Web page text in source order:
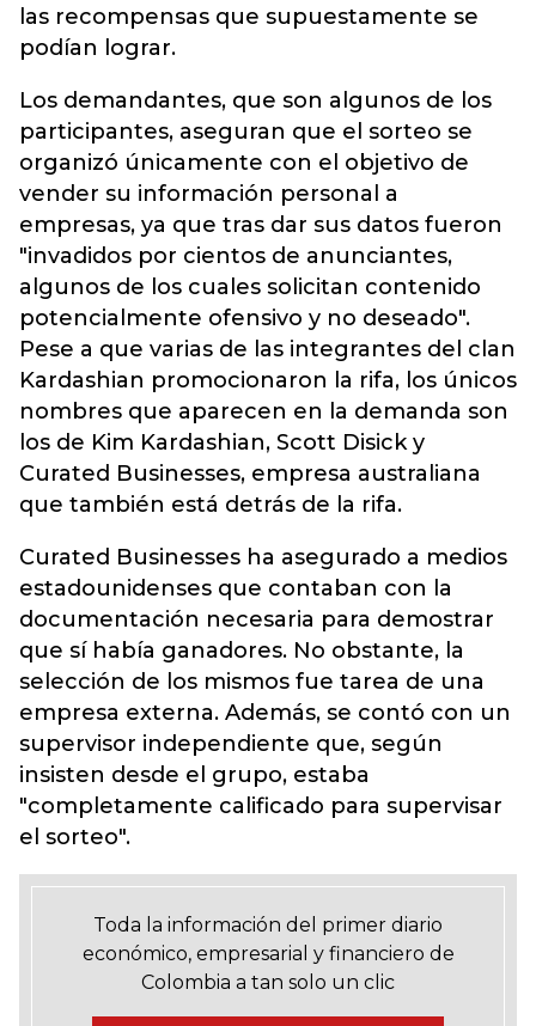
las recompensas que supuestamente se
podían lograr.
Los demandantes, que son algunos de los
participantes, aseguran que el sorteo se
organizó únicamente con el objetivo de
vender su información personal a
empresas, ya que tras dar sus datos fueron
"invadidos por cientos de anunciantes,
algunos de los cuales solicitan contenido
potencialmente ofensivo y no deseado".
Pese a que varias de las integrantes del clan
Kardashian promocionaron la rifa, los únicos
nombres que aparecen en la demanda son
los de Kim Kardashian, Scott Disick y
Curated Businesses, empresa australiana
que también está detrás de la rifa.
Curated Businesses ha asegurado a medios
estadounidenses que contaban con la
documentación necesaria para demostrar
que sí había ganadores. No obstante, la
selección de los mismos fue tarea de una
empresa externa. Además, se contó con un
supervisor independiente que, según
insisten desde el grupo, estaba
"completamente calificado para supervisar
el sorteo".
Toda la información del primer diario
económico, empresarial y financiero de
Colombia a tan solo un clic